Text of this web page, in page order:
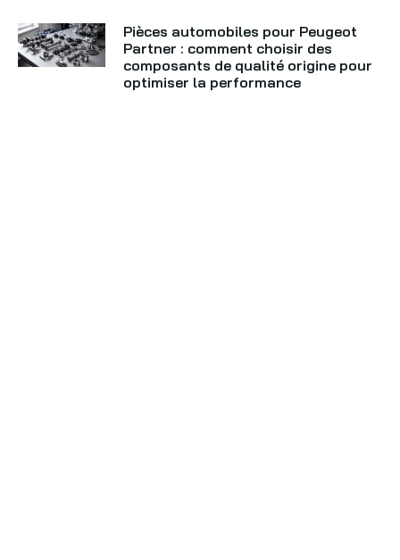
Pièces automobiles pour Peugeot
Partner : comment choisir des
composants de qualité origine pour
optimiser la performance